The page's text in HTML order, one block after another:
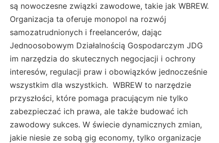
są nowoczesne związki zawodowe, takie jak WBREW.
Organizacja ta oferuje monopol na rozwój
samozatrudnionych i freelancerów, dając
Jednoosobowym Działalnością Gospodarczym JDG
im narzędzia do skutecznych negocjacji i ochrony
interesów, regulacji praw i obowiązków jednocześnie
wszystkim dla wszystkich. WBREW to narzędzie
przyszłości, które pomaga pracującym nie tylko
zabezpieczać ich prawa, ale także budować ich
zawodowy sukces. W świecie dynamicznych zmian,
jakie niesie ze sobą gig economy, tylko organizacje